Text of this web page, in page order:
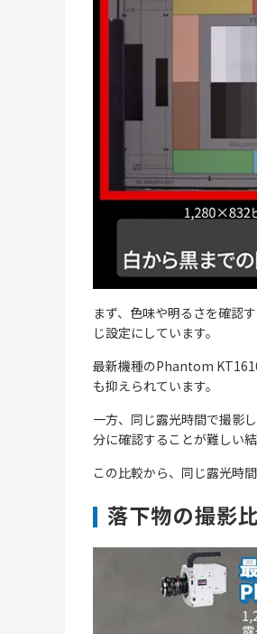
まず、色味や明るさを確認
じ設定にしています。
最新機種のPhantom
も抑えられています。
一方、同じ露光時間で撮影
分に確認することが難しい
この比較から、同じ露光時
落下物の撮影